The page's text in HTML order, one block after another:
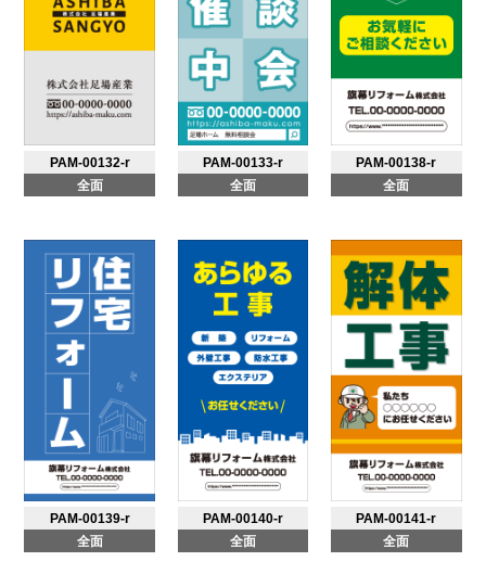
PAM-00132-r
全面
PAM-00133-r
全面
PAM-00138-r
全面
PAM-00139-r
全面
PAM-00140-r
全面
PAM-00141-r
全面